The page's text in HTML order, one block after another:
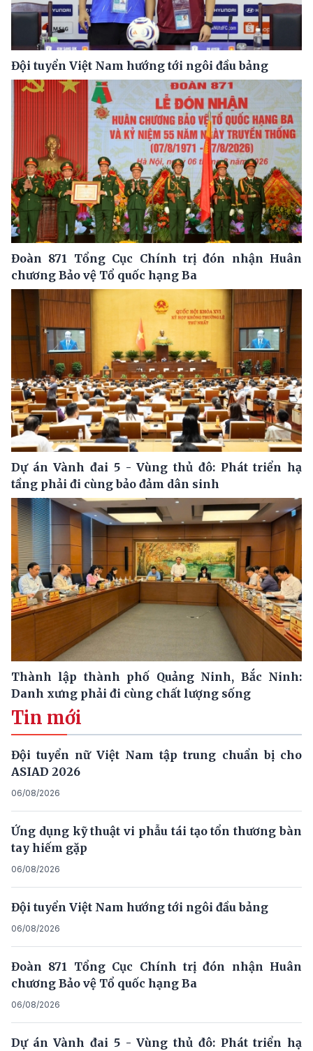
Đội tuyển Việt Nam hướng tới ngôi đầu bảng
Đoàn 871 Tổng Cục Chính trị đón nhận Huân
chương Bảo vệ Tổ quốc hạng Ba
Dự án Vành đai 5 - Vùng thủ đô: Phát triển hạ
tầng phải đi cùng bảo đảm dân sinh
Thành lập thành phố Quảng Ninh, Bắc Ninh:
Danh xưng phải đi cùng chất lượng sống
Tin mới
Đội tuyển nữ Việt Nam tập trung chuẩn bị cho
ASIAD 2026
06/08/2026
Ứng dụng kỹ thuật vi phẫu tái tạo tổn thương bàn
tay hiếm gặp
06/08/2026
Đội tuyển Việt Nam hướng tới ngôi đầu bảng
06/08/2026
Đoàn 871 Tổng Cục Chính trị đón nhận Huân
chương Bảo vệ Tổ quốc hạng Ba
06/08/2026
Dự án Vành đai 5 - Vùng thủ đô: Phát triển hạ